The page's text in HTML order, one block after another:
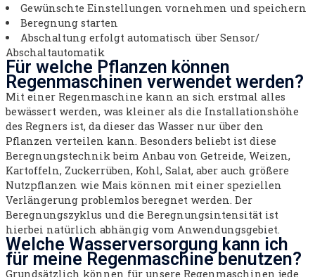
Gewünschte Einstellungen vornehmen und speichern
Beregnung starten
Abschaltung erfolgt automatisch über Sensor/
Abschaltautomatik
Für welche Pflanzen können
Regenmaschinen verwendet werden?
Mit einer Regenmaschine kann an sich erstmal alles
bewässert werden, was kleiner als die Installationshöhe
des Regners ist, da dieser das Wasser nur über den
Pflanzen verteilen kann. Besonders beliebt ist diese
Beregnungstechnik beim Anbau von Getreide, Weizen,
Kartoffeln, Zuckerrüben, Kohl, Salat, aber auch größere
Nutzpflanzen wie Mais können mit einer speziellen
Verlängerung problemlos beregnet werden. Der
Beregnungszyklus und die Beregnungsintensität ist
hierbei natürlich abhängig vom Anwendungsgebiet.
Welche Wasserversorgung kann ich
für meine Regenmaschine benutzen?
Grundsätzlich können für unsere Regenmaschinen jede